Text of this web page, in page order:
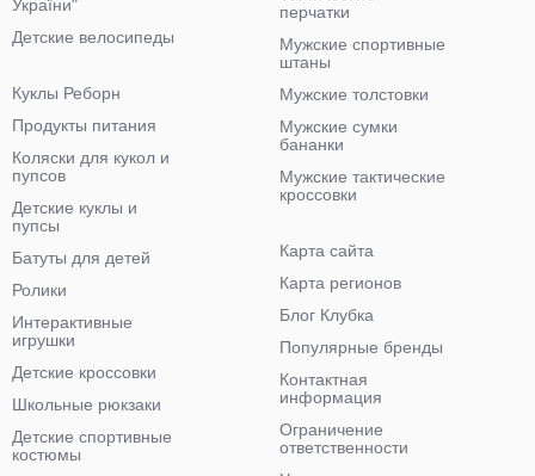
України"
Детские велосипеды
перчатки
Мужские спортивные
штаны
Мужские толстовки
Мужские сумки
бананки
Мужские тактические
кроссовки
Куклы Реборн
Продукты питания
Коляски для кукол и
пупсов
Детские куклы и
пупсы
Батуты для детей
Ролики
Интерактивные
игрушки
Детские кроссовки
Школьные рюкзаки
Детские спортивные
костюмы
Карта сайта
Карта регионов
Блог Клубка
Популярные бренды
Контактная
информация
Ограничение
ответственности